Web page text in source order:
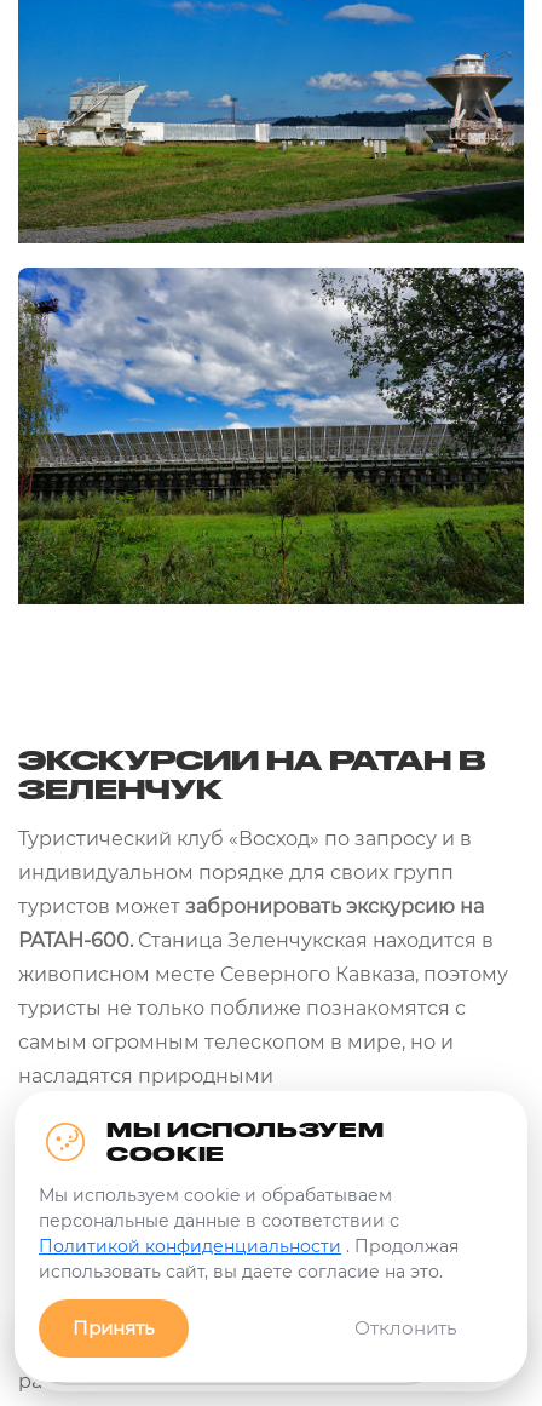
ЭКСКУРСИИ НА РАТАН В
ЗЕЛЕНЧУК
Туристический клуб «Восход» по запросу и в
индивидуальном порядке для своих групп
туристов может забронировать экскурсию на
РАТАН-600. Станица Зеленчукская находится в
живописном месте Северного Кавказа, поэтому
туристы не только поближе познакомятся с
самым огромным телескопом в мире, но и
насладятся природными
шапками гор, густым лесным покровом,
Отзывы о РАТАНЕ неизменно восторженные,
ведь вблизи он выглядит потрясающе
громадным, причем настолько, что с
поверхности земли осознать его истинные
масштабы крайне непросто. Колоссальные
размеры телескопа реально осознать, если
Заявка
МЫ ИСПОЛЬЗУЕМ
COOKIE
Мы используем cookie и обрабатываем
персональные данные в соответствии с
Политикой конфиденциальности . Продолжая
использовать сайт, вы даете согласие на это.
Принять Отклонить